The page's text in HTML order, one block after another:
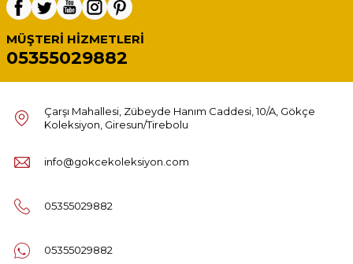
MÜŞTERI HIZMETLERI
05355029882
Çarşı Mahallesi, Zübeyde Hanım Caddesi, 10/A, Gökçe
Koleksiyon, Giresun/Tirebolu
info@gokcekoleksiyon.com
05355029882
05355029882